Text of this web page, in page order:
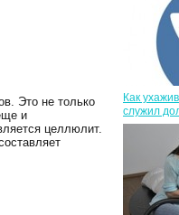
Это не только
и
целлюлит.
Как
служил